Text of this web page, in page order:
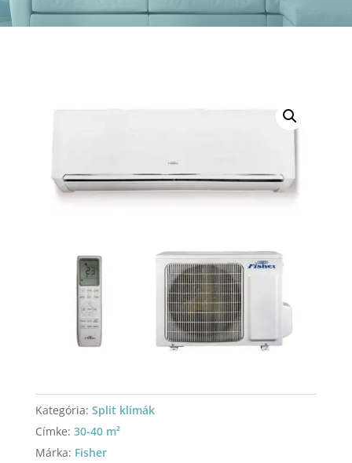
Kategória: Split klímák
Címke: 30-40 m²
Márka: Fisher